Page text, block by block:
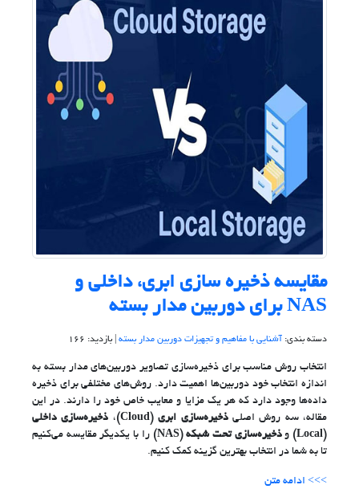
مقایسه ذخیره سازی ابری، داخلی و
NAS برای دوربین مدار بسته
دسته بندی: آشنایی با مفاهیم و تجهیزات دوربین مدار بسته | بازدید: 166
انتخاب روش مناسب برای ذخیره‌سازی تصاویر دوربین‌های مدار بسته به
اندازه انتخاب خود دوربین‌ها اهمیت دارد. روش‌های مختلفی برای ذخیره
داده‌ها وجود دارد که هر یک مزایا و معایب خاص خود را دارند. در این
مقاله، سه روش اصلیذخیره‌سازی ابری (Cloud) ، ذخیره‌سازی داخلی
(Local)
وذخیره‌سازی تحت شبکه (NAS)
را با یکدیگر مقایسه می‌کنیم
تا به شما در انتخاب بهترین گزینه کمک کنیم.
>>> ادامه متن